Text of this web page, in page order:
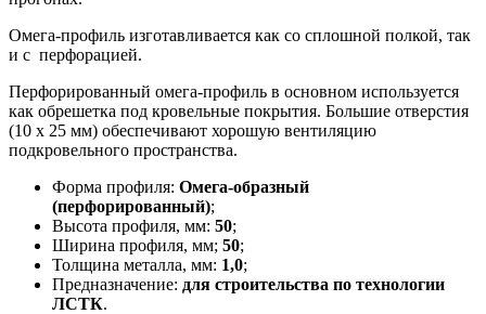
Омега-профиль изготавливается как со сплошной полкой, так
и с перфорацией.
Перфорированный омега-профиль в основном используется
как обрешетка под кровельные покрытия. Большие отверстия
(10 х 25 мм) обеспечивают хорошую вентиляцию
подкровельного пространства.
Форма профиля: Омега-образный
(перфорированный);
Высота профиля, мм: 50;
Ширина профиля, мм; 50;
Толщина металла, мм: 1,0;
Предназначение: для строительства по технологии
ЛСТК.